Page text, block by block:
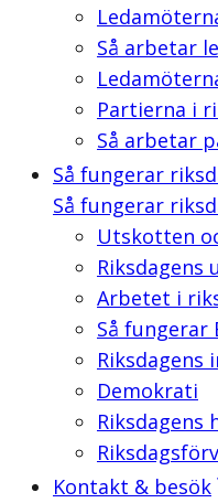
Så arbetar
Partierna i
Så arbetar
Så fungerar
Så fungerar
Utskotten
Arbetet i
Så fungerar
Demokrati
Riksdagens
Kontakt & besök